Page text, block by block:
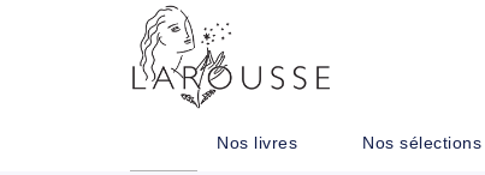
MENU
Nos livres Nos sélections